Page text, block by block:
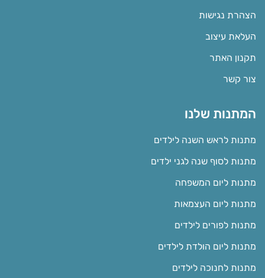
הצהרת נגישות
העלאת עיצוב
תקנון האתר
צור קשר
המתנות שלנו
מתנות לראש השנה לילדים
מתנות לסוף שנה לגני ילדים
מתנות ליום המשפחה
מתנות ליום העצמאות
מתנות לפורים לילדים
מתנות ליום הולדת לילדים
מתנות לחנוכה לילדים